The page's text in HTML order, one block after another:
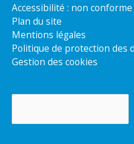
Accessibilité : non conforme
Plan du site
Mentions légales
Politique de protection des
Gestion des cookies